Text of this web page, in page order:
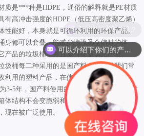
质是***种是HDPE，通俗的解释就是PE材质
有高冲击强度的HDPE（低压高密度聚乙烯）
性能好，本身就是可循环利用的环保产品。
身都可以套叠，能减少物流及仓储时的体
产品的垃圾桶，并且塑料桶盖填充严密。
圾桶每二种采用的是国产料，也就是我们常
利用的塑料产品，在使用年限上有所区别，
3-5年，国产料使用的年限为1-3年。***种材
体结构不会变脆弱和变形，抗热、防冻及耐
现在被广泛使用。
可以介绍下你们的产品么？
可以详细报价吗？